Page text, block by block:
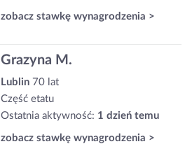
zobacz stawkę wynagrodzenia >
Grazyna M.
Lublin 70 lat
Część etatu
Ostatnia aktywność: 1 dzień temu
zobacz stawkę wynagrodzenia >